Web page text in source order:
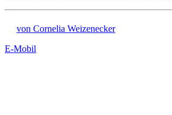
von Cornelia Weizenecker
E-Mobil